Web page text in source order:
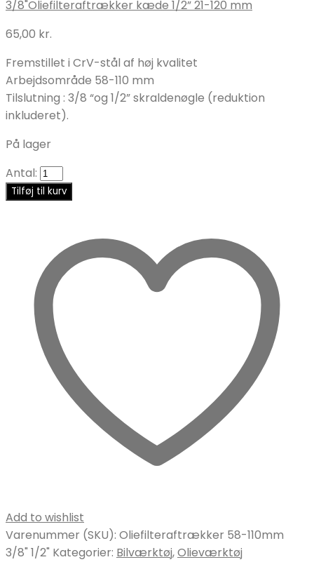
3/8"Oliefilteraftrækker kæde 1/2” 21-120 mm
65,00 kr.
Fremstillet i CrV-stål af høj kvalitet
Arbejdsområde 58-110 mm
Tilslutning : 3/8 “og 1/2” skraldenøgle (reduktion
inkluderet).
På lager
Antal:
Tilføj til kurv
Add to wishlist
Varenummer (SKU): Oliefilteraftrækker 58-110mm
3/8" 1/2" Kategorier: Bilværktøj,Olieværktøj